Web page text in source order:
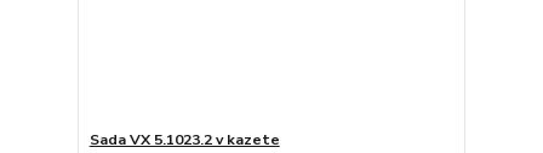
Sada VX 5.1023.2 v kazete